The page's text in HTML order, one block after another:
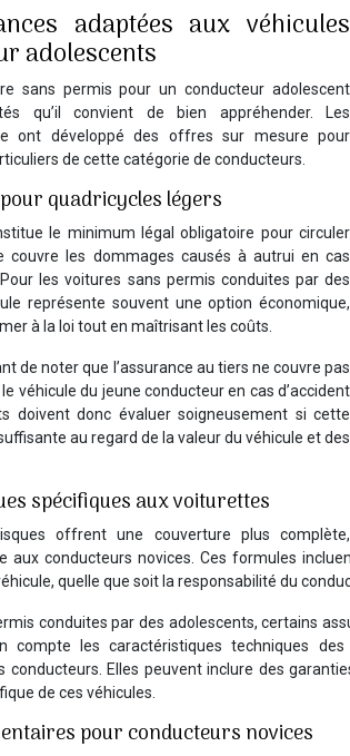
adaptées aux véhicules
adolescents
sans permis pour un conducteur adolescent
qu’il convient de bien appréhender. Les
ont développé des offres sur mesure pour
de cette catégorie de conducteurs.
quadricycles légers
le minimum légal obligatoire pour circuler
couvre les dommages causés à autrui en cas
les voitures sans permis conduites par des
représente souvent une option économique,
à la loi tout en maîtrisant les coûts.
de noter que l’assurance au tiers ne couvre pas
véhicule du jeune conducteur en cas d’accident
doivent donc évaluer soigneusement si cette
au regard de la valeur du véhicule et des
spécifiques aux voiturettes
offrent une couverture plus complète,
aux conducteurs novices. Ces formules
quelle que soit la responsabilité du
conduites par des adolescents, certains
compte les caractéristiques techniques
conducteurs. Elles peuvent inclure des
de ces véhicules.
pour conducteurs novices